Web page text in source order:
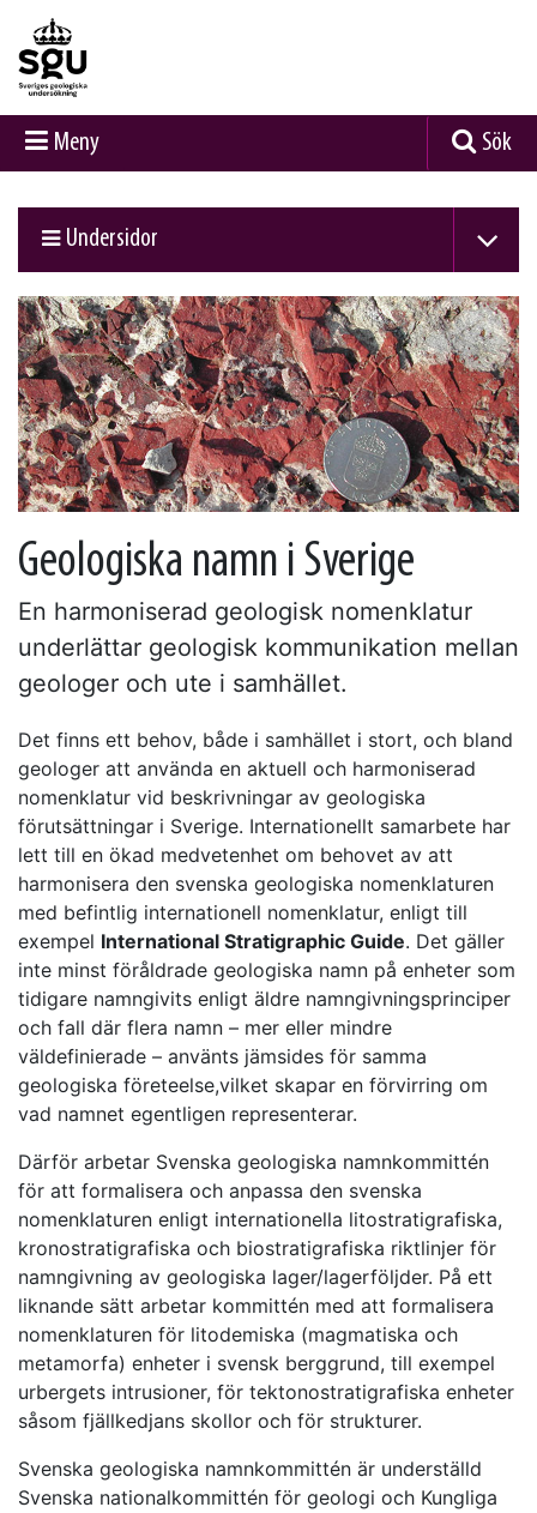
Meny Sök
Undersidor
Geologiska namn i Sverige
En harmoniserad geologisk nomenklatur
underlättar geologisk kommunikation mellan
geologer och ute i samhället.
Det finns ett behov, både i samhället i stort, och bland
geologer att använda en aktuell och harmoniserad
nomenklatur vid beskrivningar av geologiska
förutsättningar i Sverige. Internationellt samarbete har
lett till en ökad medvetenhet om behovet av att
harmonisera den svenska geologiska nomenklaturen
med befintlig internationell nomenklatur, enligt till
exempel International Stratigraphic Guide. Det gäller
inte minst föråldrade geologiska namn på enheter som
tidigare namngivits enligt äldre namngivningsprinciper
och fall där flera namn – mer eller mindre
väldefinierade – använts jämsides för samma
geologiska företeelse,vilket skapar en förvirring om
vad namnet egentligen representerar.
Därför arbetar Svenska geologiska namnkommittén
för att formalisera och anpassa den svenska
nomenklaturen enligt internationella litostratigrafiska,
kronostratigrafiska och biostratigrafiska riktlinjer för
namngivning av geologiska lager/lagerföljder. På ett
liknande sätt arbetar kommittén med att formalisera
nomenklaturen för litodemiska (magmatiska och
metamorfa) enheter i svensk berggrund, till exempel
urbergets intrusioner, för tektonostratigrafiska enheter
såsom fjällkedjans skollor och för strukturer.
Svenska geologiska namnkommittén är underställd
Svenska nationalkommittén för geologi och Kungliga